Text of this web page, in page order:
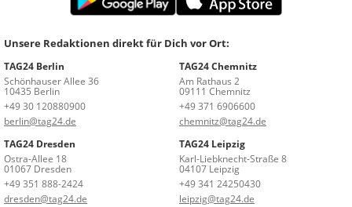
Unsere Redaktionen direkt für Dich vor Ort:
TAG24 Berlin
Schönhauser Allee 36
10435 Berlin
+49 30 120880900
berlin@tag24.de
TAG24 Chemnitz
Am Rathaus 2
09111 Chemnitz
+49 371 6906600
chemnitz@tag24.de
TAG24 Dresden
Ostra-Allee 18
01067 Dresden
+49 351 888-2424
dresden@tag24.de
TAG24 Leipzig
Karl-Liebknecht-Straße 8
04107 Leipzig
+49 341 24250430
leipzig@tag24.de